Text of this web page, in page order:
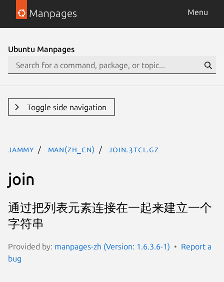
Manpages Menu
Ubuntu Manpages
Toggle side navigation
jammy man(zh_CN) join.3tcl.gz
join
通过把列表元素连接在一起来建立一个
字符串
Provided by: manpages-zh (Version: 1.6.3.6-1)
Report a
bug